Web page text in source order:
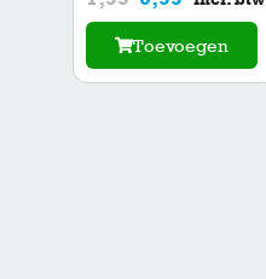
Toevoegen